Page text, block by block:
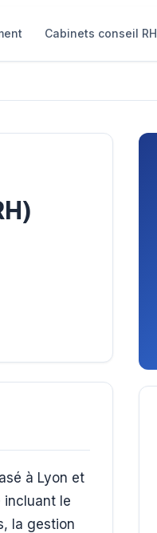
Cabinets conseil RH
à Lyon et
incluant le
la gestion